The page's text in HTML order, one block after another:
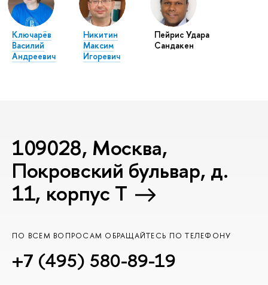
Ключарёв
Василий
Андреевич
Никитин
Максим
Игоревич
Пейрис Удара
Сандакен
109028, Москва,
Покровский бульвар, д.
11, корпус T
ПО ВСЕМ ВОПРОСАМ ОБРАЩАЙТЕСЬ ПО ТЕЛЕФОНУ
+7 (495) 580-89-19